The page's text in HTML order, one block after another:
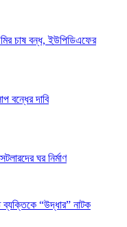
চাষ বন্ধ, ইউপিডিএফের
বন্ধের দাবি
ঘর নির্মাণ
“উদ্ধার” নাটক